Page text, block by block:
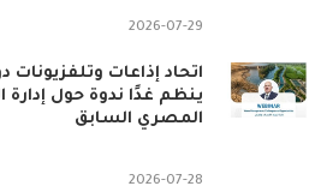
2026-07-29
اتحاد إذاعات وتلفزيونات
ينظم غدًا ندوة حول إدارة
المصري السابق
2026-07-28